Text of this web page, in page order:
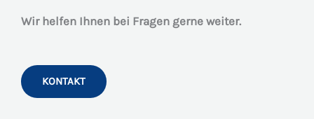
Wir helfen Ihnen bei Fragen gerne weiter.
KONTAKT